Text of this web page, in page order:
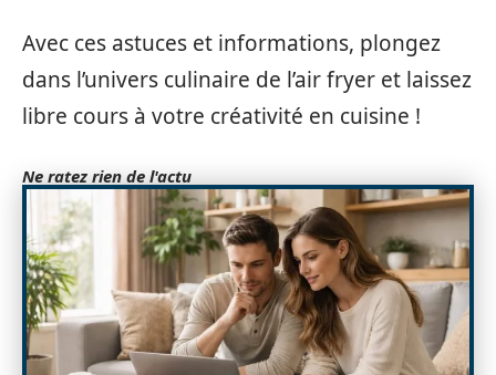
Avec ces astuces et informations, plongez
dans l’univers culinaire de l’air fryer et laissez
libre cours à votre créativité en cuisine !
Ne ratez rien de l'actu